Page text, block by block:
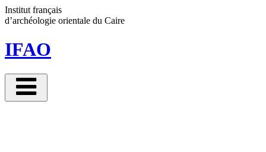
Institut français
d’archéologie orientale du Caire
IFAO
Panneau de gestion des cookies